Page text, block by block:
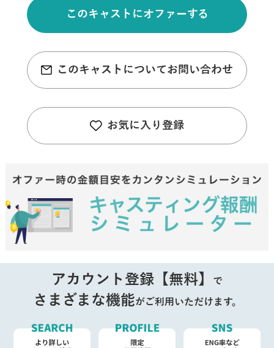
このキャストにオファーする
このキャストについてお問い合わせ
お気に入り登録
アカウント登録【無料】 で
さまざまな機能がご利用いただけます。